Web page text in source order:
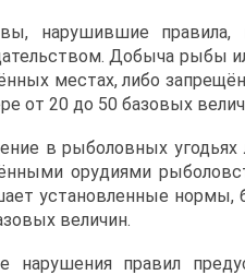
нарушившие
Добыча рыбы
местах, либо
от 20 до 50 базовых
в рыболовных
орудиями
установленные нормы,
величин.
нарушения правил